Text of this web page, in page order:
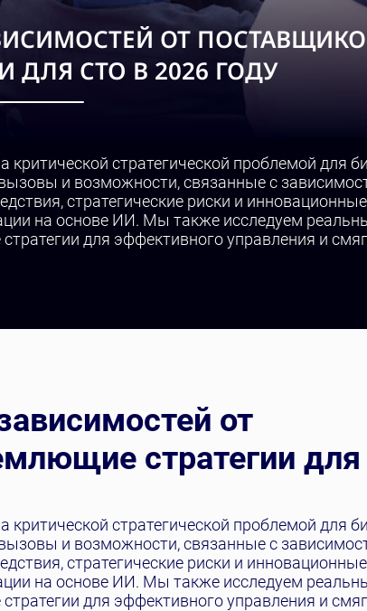
ОТ
CTO В 2026 ГОДУ
стратегической проблемой для
и возможности, связанные с
стратегические риски и
на основе ИИ. Мы также исследуем
для эффективного управления и
от
стратегии для
стратегической проблемой для
и возможности, связанные с
стратегические риски и
на основе ИИ. Мы также исследуем
для эффективного управления и